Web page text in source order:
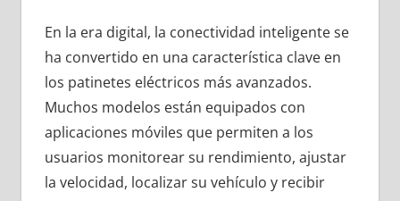
En la era digital, la conectividad inteligente se
ha convertido en una característica clave en
los patinetes eléctricos más avanzados.
Muchos modelos están equipados con
aplicaciones móviles que permiten a los
usuarios monitorear su rendimiento, ajustar
la velocidad, localizar su vehículo y recibir